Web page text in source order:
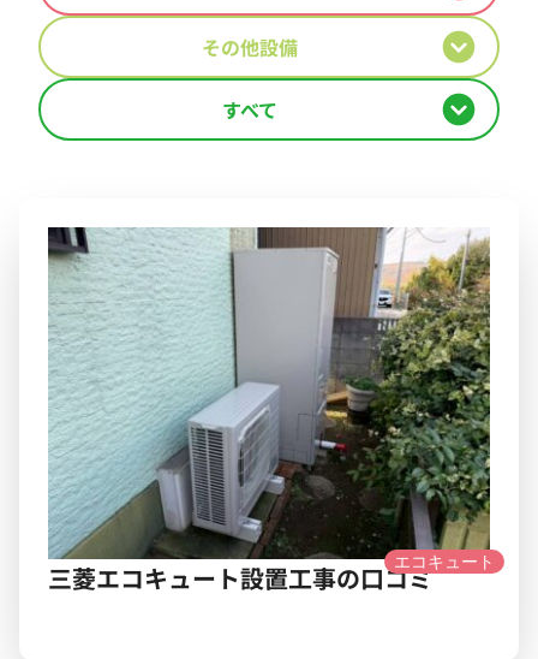
その他設備
すべて
エコキュート
三菱エコキュート設置工事の口コミ